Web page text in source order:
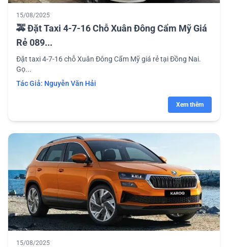
15/08/2025
🚕 Đặt Taxi 4-7-16 Chỗ Xuân Đông Cẩm Mỹ Giá
Rẻ 089...
Đặt taxi 4-7-16 chỗ Xuân Đông Cẩm Mỹ giá rẻ tại Đồng Nai.
Gọ...
Tác Giả: Nguyễn Văn Hải
Xem thêm
15/08/2025